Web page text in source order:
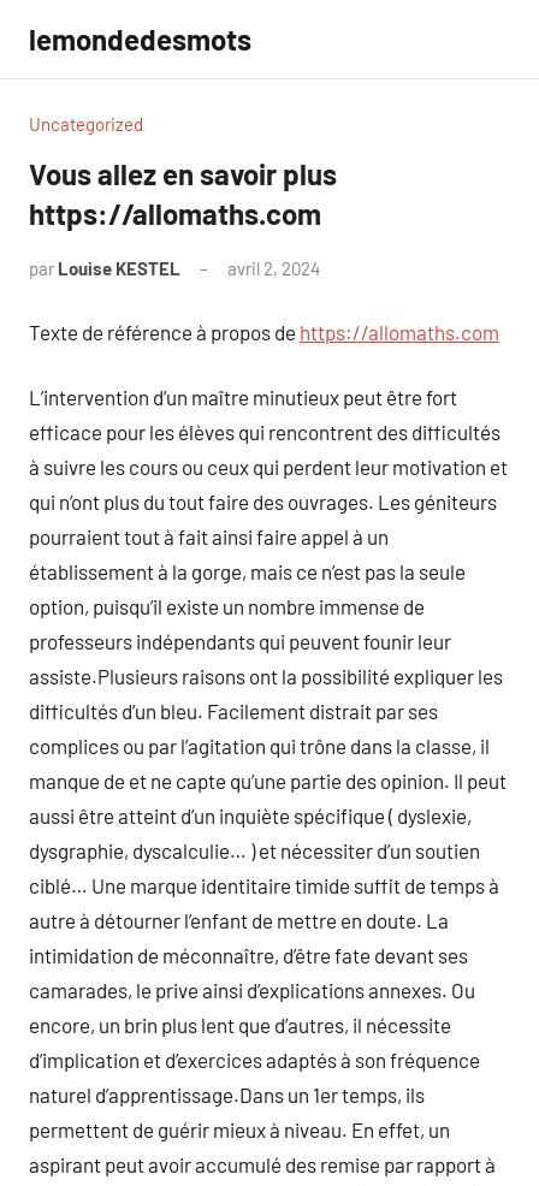
contenu
lemondedesmots
Uncategorized
Vous allez en savoir plus
https://allomaths.com
par Louise KESTEL avril 2, 2024
Texte de référence à propos de https://allomaths.com
L’intervention d’un maître minutieux peut être fort
efficace pour les élèves qui rencontrent des difficultés
à suivre les cours ou ceux qui perdent leur motivation et
qui n’ont plus du tout faire des ouvrages. Les géniteurs
pourraient tout à fait ainsi faire appel à un
établissement à la gorge, mais ce n’est pas la seule
option, puisqu’il existe un nombre immense de
professeurs indépendants qui peuvent founir leur
assiste.Plusieurs raisons ont la possibilité expliquer les
difficultés d’un bleu. Facilement distrait par ses
complices ou par l’agitation qui trône dans la classe, il
manque de et ne capte qu’une partie des opinion. Il peut
aussi être atteint d’un inquiète spécifique ( dyslexie,
dysgraphie, dyscalculie… ) et nécessiter d’un soutien
ciblé… Une marque identitaire timide suffit de temps à
autre à détourner l’enfant de mettre en doute. La
intimidation de méconnaître, d’être fate devant ses
camarades, le prive ainsi d’explications annexes. Ou
encore, un brin plus lent que d’autres, il nécessite
d’implication et d’exercices adaptés à son fréquence
naturel d’apprentissage.Dans un 1er temps, ils
permettent de guérir mieux à niveau. En effet, un
aspirant peut avoir accumulé des remise par rapport à